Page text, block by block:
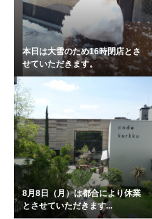
本日は大雪のため16時閉店とさ
せていただきます。
8月8日（月）は都合により休業
とさせていただきます...